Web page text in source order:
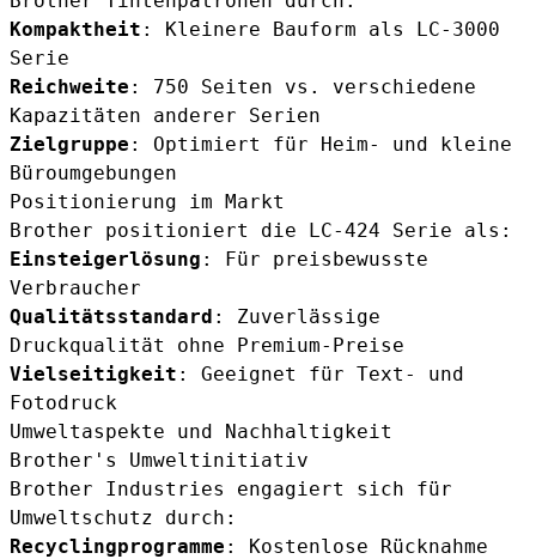
Kompaktheit : Kleinere Bauform als LC-3000
Serie
Reichweite : 750 Seiten vs. verschiedene
Kapazitäten anderer Serien
Zielgruppe : Optimiert für Heim- und kleine
Büroumgebungen
Positionierung im Markt
Brother positioniert die LC-424 Serie als:
Einsteigerlösung : Für preisbewusste
Verbraucher
Qualitätsstandard : Zuverlässige
Druckqualität ohne Premium-Preise
Vielseitigkeit : Geeignet für Text- und
Fotodruck
Umweltaspekte und Nachhaltigkeit
Brother's Umweltinitiativ
Brother Industries engagiert sich für
Umweltschutz durch:
Recyclingprogramme : Kostenlose Rücknahme